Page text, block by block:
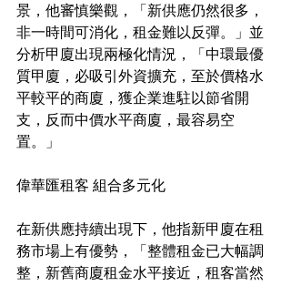
景，他審慎樂觀，「新供應仍然很多，
非一時間可消化，租金難以反彈。」並
分析甲廈出現兩極化情況，「中環最優
質甲廈，必吸引外資擴充，至於價格水
平較平的商廈，獲企業進駐以節省開
支，反而中價水平商廈，最容易空
置。」
偉華匯租客 組合多元化
在新供應持續出現下，他指新甲廈在租
務市場上有優勢，「整體租金已大幅調
整，新舊商廈租金水平接近，租客當然